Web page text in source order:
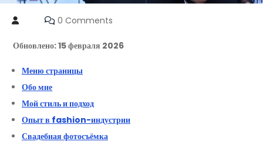
0 Comments
Обновлено: 15 февраля 2026
Меню страницы
Обо мне
Мой стиль и подход
Опыт в fashion-индустрии
Свадебная фотосъёмка